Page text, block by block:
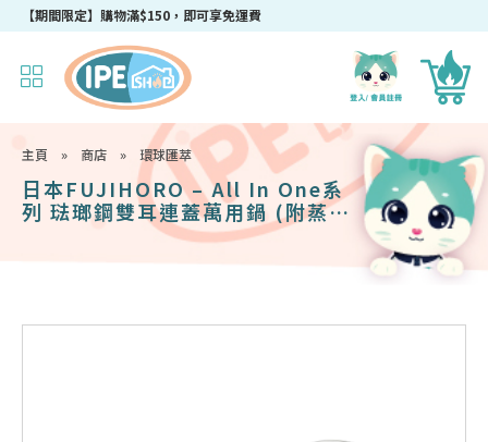
成為IPEshop會員，新會員即可獲得迎新$50購物優惠碼！
主頁 » 商店 » 環球匯萃
日本FUJIHORO – All In One系
列 琺瑯鋼雙耳連蓋萬用鍋 (附蒸
隔) 27cm 白色